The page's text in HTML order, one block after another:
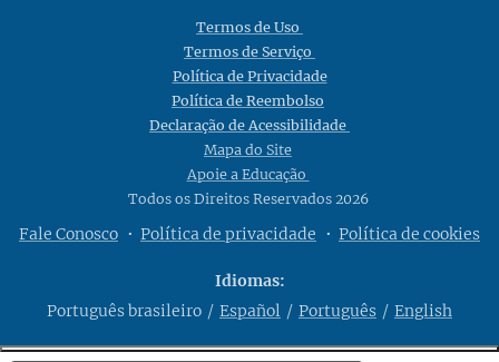
Termos de Uso
Termos de Serviço
Política de Privacidade
Política de Reembolso
Declaração de Acessibilidade
Mapa do Site
Apoie a Educação
Todos os Direitos Reservados 2026
Fale Conosco Política de privacidade Política de cookies
Idiomas
Português brasileiro
Español Português English